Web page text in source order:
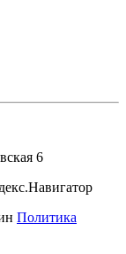
6
Политика